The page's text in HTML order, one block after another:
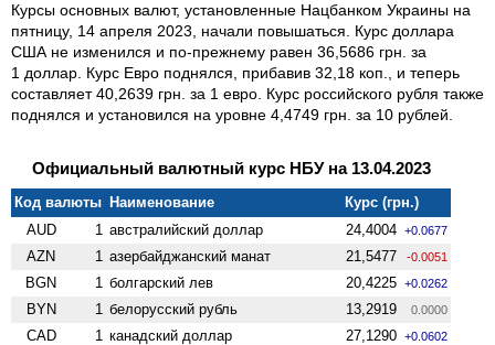
Курсы основных валют, установленные Нацбанком Украины на
пятницу, 14 апреля 2023, начали повышаться. Курс доллара
США не изменился и по-прежнему равен 36,5686 грн. за
1 доллар. Курс Евро поднялся, прибавив 32,18 коп., и теперь
составляет 40,2639 грн. за 1 евро. Курс российского рубля также
поднялся и установился на уровне 4,4749 грн. за 10 рублей.
Официальный валютный курс НБУ на 13.04.2023
Код валюты Наименование
Курс (грн.)
AUD
1 австралийский доллар 24,4004 +0.0677
AZN 1 азербайджанский манат 21,5477 -0.0051
BGN 1 болгарский лев 20,4225 +0.0262
BYN 1 белорусский рубль 13,2919 0.0000
CAD 1 канадский доллар 27,1290 +0.0602